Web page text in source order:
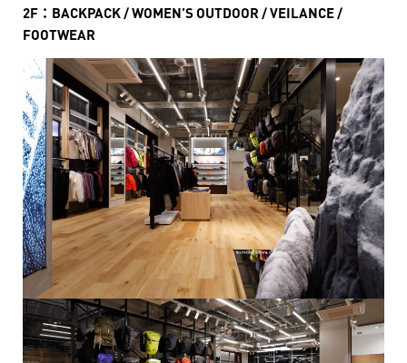
2F：BACKPACK / WOMEN’S OUTDOOR / VEILANCE /
FOOTWEAR